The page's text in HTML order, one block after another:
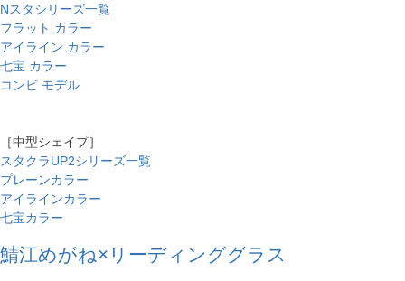
Nスタシリーズ一覧
フラット カラー
アイライン カラー
七宝 カラー
コンビ モデル
［中型シェイプ］
スタクラUP2シリーズ一覧
プレーンカラー
アイラインカラー
七宝カラー
鯖江めがね×リーディンググラス